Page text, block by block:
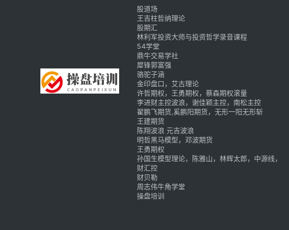
股道场
王吉柱哲纳理论
股期汇
林利军投资大师与投资哲学录音课程
54学堂
鼎牛交易学社
犀锋郭富强
骆驼子涵
金印盘口，艾古理论
许哲期权，王勇期权，蔡森期权滚量
李进财主控波浪，谢佳颖主控，南松主控
翟鹏飞期货,奚鹏阳期货，无形一阳无形斩
王建期货
陈翔波浪 元吉波浪
明哲黑马模型，邓波期货
王勇期权
孙国生模型理论，陈雅山，林辉太郎，中源线，
财汇控
财贝勒
周志伟牛角学堂
操盘培训